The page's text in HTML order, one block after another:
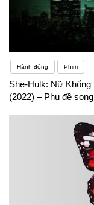
Hành động Phim
She-Hulk: Nữ Khổng
(2022) – Phụ đề